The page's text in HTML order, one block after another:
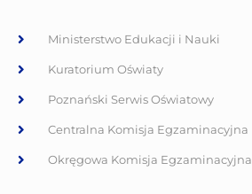
Ministerstwo Edukacji i Nauki
Kuratorium Oświaty
Poznański Serwis Oświatowy
Centralna Komisja Egzaminacyjna
Okręgowa Komisja Egzaminacyjna